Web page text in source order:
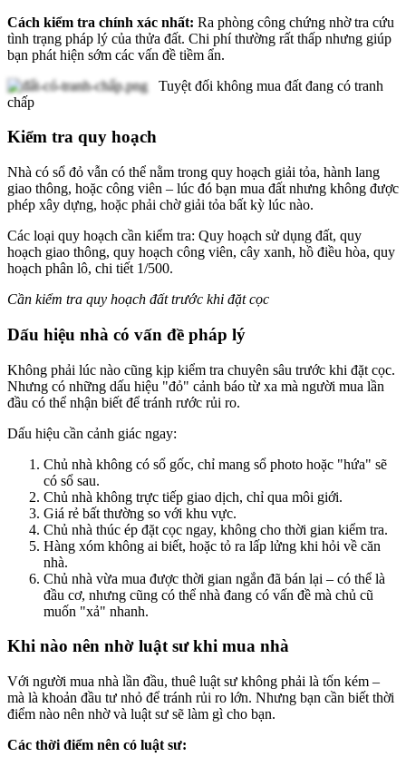
Cách kiểm tra chính xác nhất: Ra phòng công chứng nhờ tra cứu
tình trạng pháp lý của thửa đất. Chi phí thường rất thấp nhưng giúp
bạn phát hiện sớm các vấn đề tiềm ẩn.
Tuyệt đối không mua đất đang có tranh
chấp
Kiểm tra quy hoạch
Nhà có sổ đỏ vẫn có thể nằm trong quy hoạch giải tỏa, hành lang
giao thông, hoặc công viên – lúc đó bạn mua đất nhưng không được
phép xây dựng, hoặc phải chờ giải tỏa bất kỳ lúc nào.
Các loại quy hoạch cần kiểm tra: Quy hoạch sử dụng đất, quy
hoạch giao thông, quy hoạch công viên, cây xanh, hồ điều hòa, quy
hoạch phân lô, chi tiết 1/500.
Cần kiểm tra quy hoạch đất trước khi đặt cọc
Dấu hiệu nhà có vấn đề pháp lý
Không phải lúc nào cũng kịp kiểm tra chuyên sâu trước khi đặt cọc.
Nhưng có những dấu hiệu "đỏ" cảnh báo từ xa mà người mua lần
đầu có thể nhận biết để tránh rước rủi ro.
Dấu hiệu cần cảnh giác ngay:
Chủ nhà không có sổ gốc, chỉ mang sổ photo hoặc "hứa" sẽ
có sổ sau.
Chủ nhà không trực tiếp giao dịch, chỉ qua môi giới.
Giá rẻ bất thường so với khu vực.
Chủ nhà thúc ép đặt cọc ngay, không cho thời gian kiểm tra.
Hàng xóm không ai biết, hoặc tỏ ra lấp lửng khi hỏi về căn
nhà.
Chủ nhà vừa mua được thời gian ngắn đã bán lại – có thể là
đầu cơ, nhưng cũng có thể nhà đang có vấn đề mà chủ cũ
muốn "xả" nhanh.
Khi nào nên nhờ luật sư khi mua nhà
Với người mua nhà lần đầu, thuê luật sư không phải là tốn kém –
mà là khoản đầu tư nhỏ để tránh rủi ro lớn. Nhưng bạn cần biết thời
điểm nào nên nhờ và luật sư sẽ làm gì cho bạn.
Các thời điểm nên có luật sư: